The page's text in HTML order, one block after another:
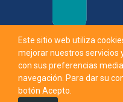
Paraelhogar.es tu tienda
Política de privacidad -
© 2026 Todos
Este sitio web utiliza
mejorar nuestros servicios
con sus preferencias
navegación. Para dar su
botón Acepto.